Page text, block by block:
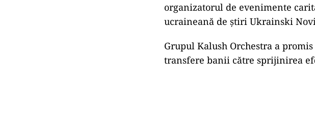
organizatorul de evenimente
ucraineană de știri Ukrainski
Grupul Kalush Orchestra a
transfere banii către sprijinirea